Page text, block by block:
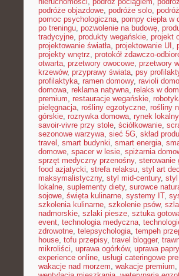
podróże objazdowe, podróże solo,
pomoc psychologiczna, pompy ciepła w
po treningu, pozwolenie na budowę,
tradycyjne, produkty wegańskie, projekt
projektowanie światła, projektowanie UI ,
projekty wnętrz, protokół zdawczo-
otwarta, przetwory owocowe, przetwory
krzewów, przyprawy świata, psy
profilaktyka, ramen domowy, ravioli
domowa, reklama natywna, relaks w
premium, restauracje wegańskie,
pielęgnacja, rośliny egzotyczne, rośliny
górskie, rozrywka domowa, rynek lokalny
savoir-vivre przy stole, ściółkowanie,
sezonowe warzywa, sieć 5G, skład
travel , smart budynki, smart energia,
domowe, spacer w lesie, spiżarnia
sprzęt medyczny przenośny, sterowanie
food azjatycki, strefa relaksu, styl art
maksymalistyczny, styl mid-century, styl
lokalne, suplementy diety, surowce
sojowe, święta kulinarne, systemy IT,
szkolenia kulinarne, szkolenie psów,
nadmorskie, szlaki piesze, sztuka
event, technologia medyczna,
zdrowotne, telepsychologia, tempeh
house, tofu przepisy, travel blogger,
mikroliści, uprawa ogórków, uprawa
experience online, usługi cateringowe
wakacje nad morzem, wakacje premium,